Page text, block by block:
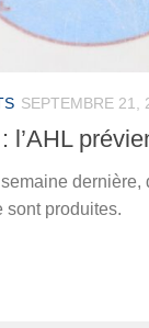
SEPTEMBRE 21,
l’AHL
dernière,
sont produites.